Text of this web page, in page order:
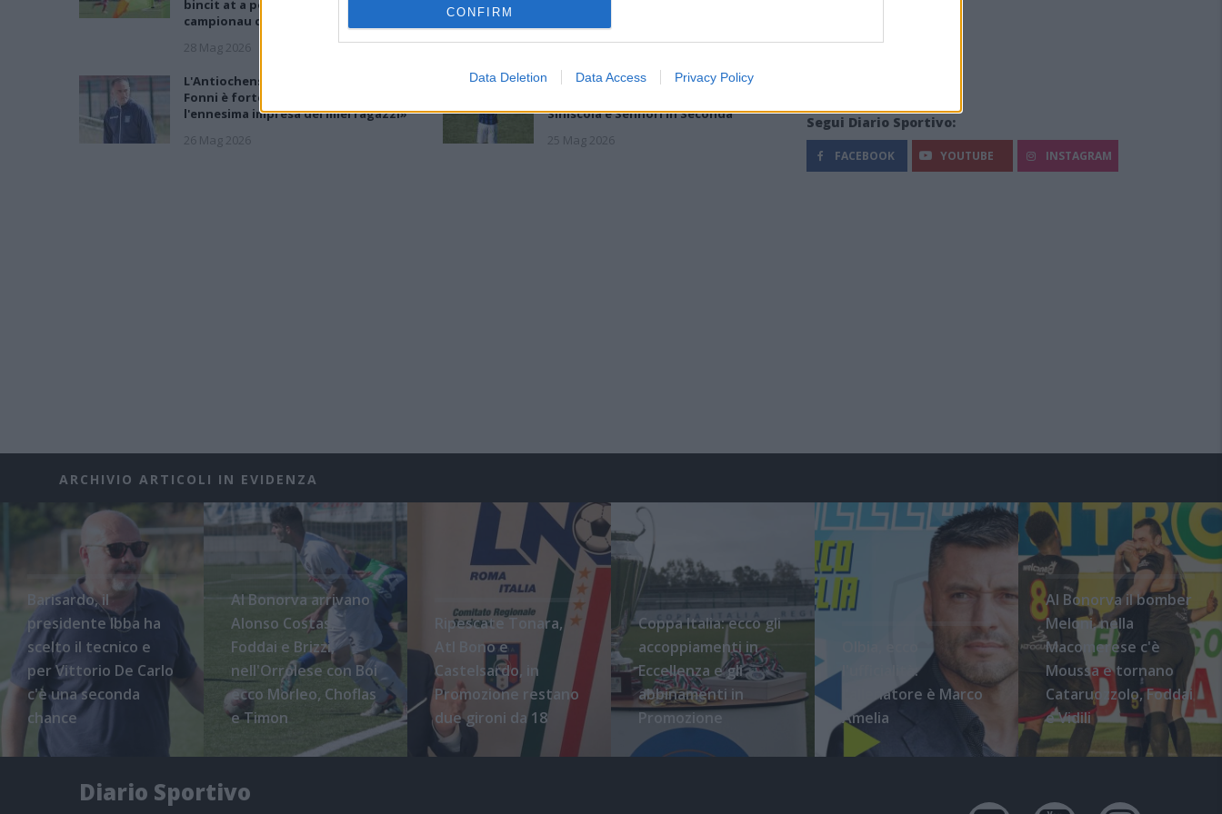
CONFIRM
Data Deletion Data Access Privacy Policy
bincit at a podi bisai s'artziada in su
campionau de sa Promotzioni
28 Mag 2026
determinazione»
26 Mag 2026
L'Antiochense all'atto finale, Piras: «Il
Fonni è forte, batterlo sarebbe
l'ennesima impresa dei miei ragazzi»
26 Mag 2026
Playout: Sestu, Santa Giusta, Silanus
Siniscola e Sennori in Seconda
25 Mag 2026
Segui Diario Sportivo:
FACEBOOK YOUTUBE INSTAGRAM
ARCHIVIO ARTICOLI IN EVIDENZA
Barisardo, il
presidente Ibba ha
scelto il tecnico e
per Vittorio De Carlo
c'è una seconda
chance
Al Bonorva arrivano
Alonso Costas,
Foddai e Brizzi,
nell'Orrolese con Boi
ecco Morleo, Choflas
e Timon
Ripescate Tonara,
Atl Bono e
Castelsardo, in
Promozione restano
due gironi da 18
Coppa Italia: ecco gli
accoppiamenti in
Eccellenza e gli
abbinamenti in
Promozione
l'ufficialità:
l'allenatore è Marco
Amelia
Al Bonorva il bomber
Meloni, nella
Macomerese c'è
Moussa e tornano
Cataruozzolo, Foddai
e Vidili
Diario Sportivo